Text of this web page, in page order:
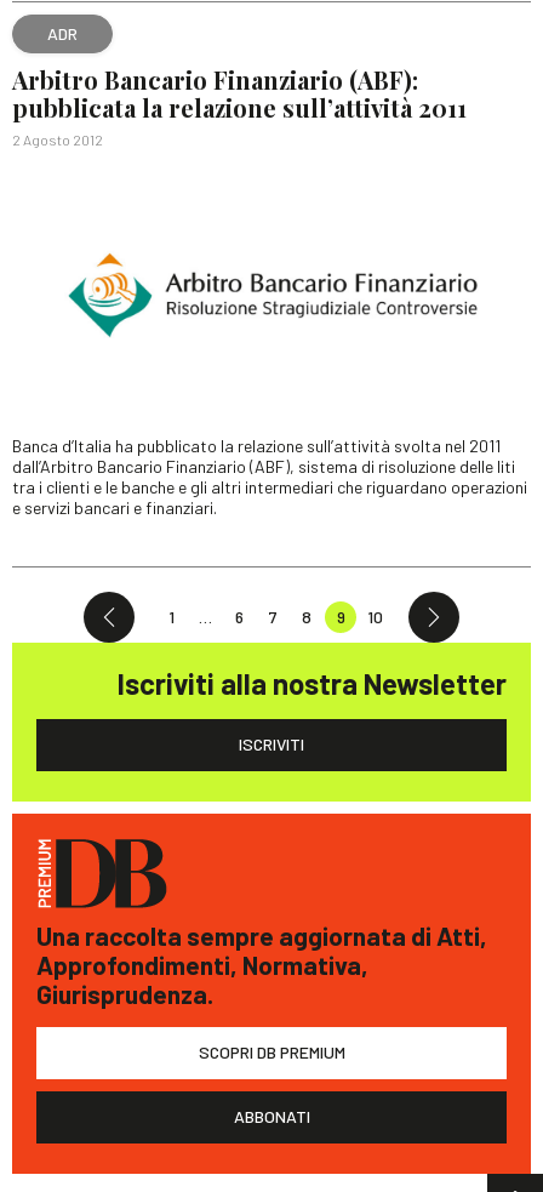
ADR
Arbitro Bancario Finanziario (ABF):
pubblicata la relazione sull’attività 2011
2 Agosto 2012
Banca d’Italia ha pubblicato la relazione sull’attività svolta nel 2011
dall’Arbitro Bancario Finanziario (ABF), sistema di risoluzione delle liti
tra i clienti e le banche e gli altri intermediari che riguardano operazioni
e servizi bancari e finanziari.
1 6 7 8 9 10
Iscriviti alla nostra Newsletter
ISCRIVITI
Una raccolta sempre aggiornata di Atti,
Approfondimenti, Normativa,
Giurisprudenza.
SCOPRI DB PREMIUM
ABBONATI